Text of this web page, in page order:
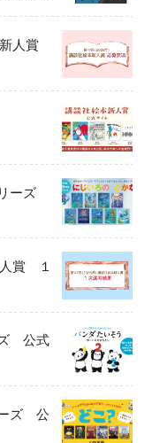
人賞
ーズ
賞 １
ズ 公式
ズ 公